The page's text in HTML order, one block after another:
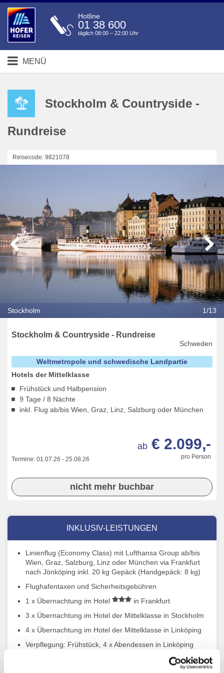
Hotline
01 38 600
täglich 08:00 – 22:00 Uhr
MENÜ
Stockholm & Countryside -
Rundreise
Reisecode: 9821078
Stockholm 1/13
Stockholm & Countryside - Rundreise
Schweden
Weltmetropole und schwedische Landpartie
Hotels der Mittelklasse
Frühstück und Halbpension
9 Tage / 8 Nächte
inkl. Flug ab/bis Wien, Graz, Linz, Salzburg oder München
Termine: 01.07.26 - 25.08.26 pro Person
ab € 2.099,-
nicht mehr buchbar
INKLUSIV-LEISTUNGEN
Linienflug (Economy Class) mit Lufthansa Group ab/bis
Wien, Graz, Salzburg, Linz oder München via Frankfurt
nach Jönköping inkl. 20 kg Gepäck (Handgepäck: 8 kg)
Flughafentaxen und Sicherheitsgebühren
1 x Übernachtung im Hotel
in Frankfurt
3 x Übernachtung im Hotel der Mittelklasse in Stockholm
4 x Übernachtung im Hotel der Mittelklasse in Linköping
Verpflegung: Frühstück, 4 x Abendessen in Linköping
Alle Transfers, Ausflüge, Eintritte und Besichtigungen lt.